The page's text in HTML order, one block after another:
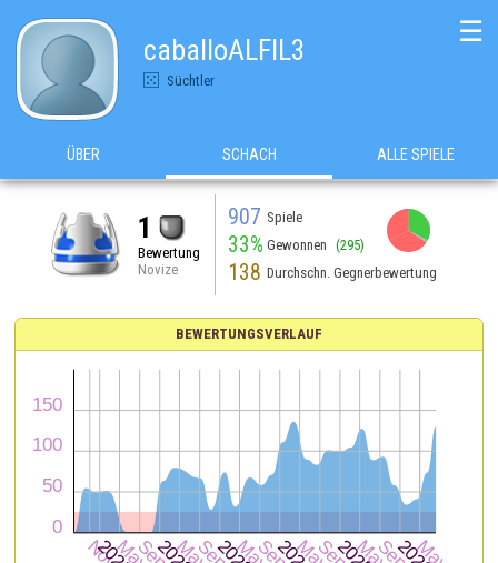
caballoALFIL3
Süchtler
☰
ÜBER SCHACH ALLE SPIELE
1
Bewertung
Novize
907 Spiele
33% Gewonnen (295)
138 Durchschn. Gegnerbewertung
BEWERTUNGSVERLAUF